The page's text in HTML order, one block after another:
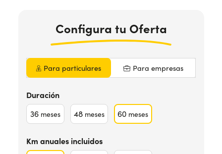
¿Necesitas ayuda? +34672028071
Configura tu Oferta
Para particulares Para empresas
Duración
36 meses 48 meses 60 meses
Km anuales incluidos